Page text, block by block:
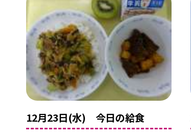
12月23日(水) 今日の給食